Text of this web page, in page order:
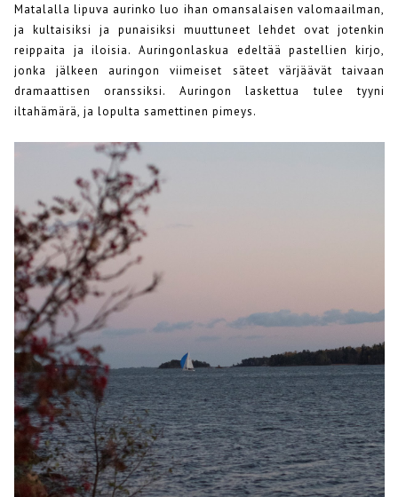
Matalalla lipuva aurinko luo ihan omansalaisen valomaailman,
ja kultaisiksi ja punaisiksi muuttuneet lehdet ovat jotenkin
reippaita ja iloisia. Auringonlaskua edeltää pastellien kirjo,
jonka jälkeen auringon viimeiset säteet värjäävät taivaan
dramaattisen oranssiksi. Auringon laskettua tulee tyyni
iltahämärä, ja lopulta samettinen pimeys.